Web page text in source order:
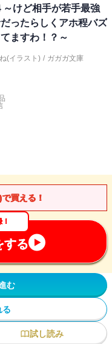
～けど相手が若手最強
ったらしくアホ程バズ
ますわ！？～
(イラスト) / ガガガ文庫
買える！
する
む
る
試し読み